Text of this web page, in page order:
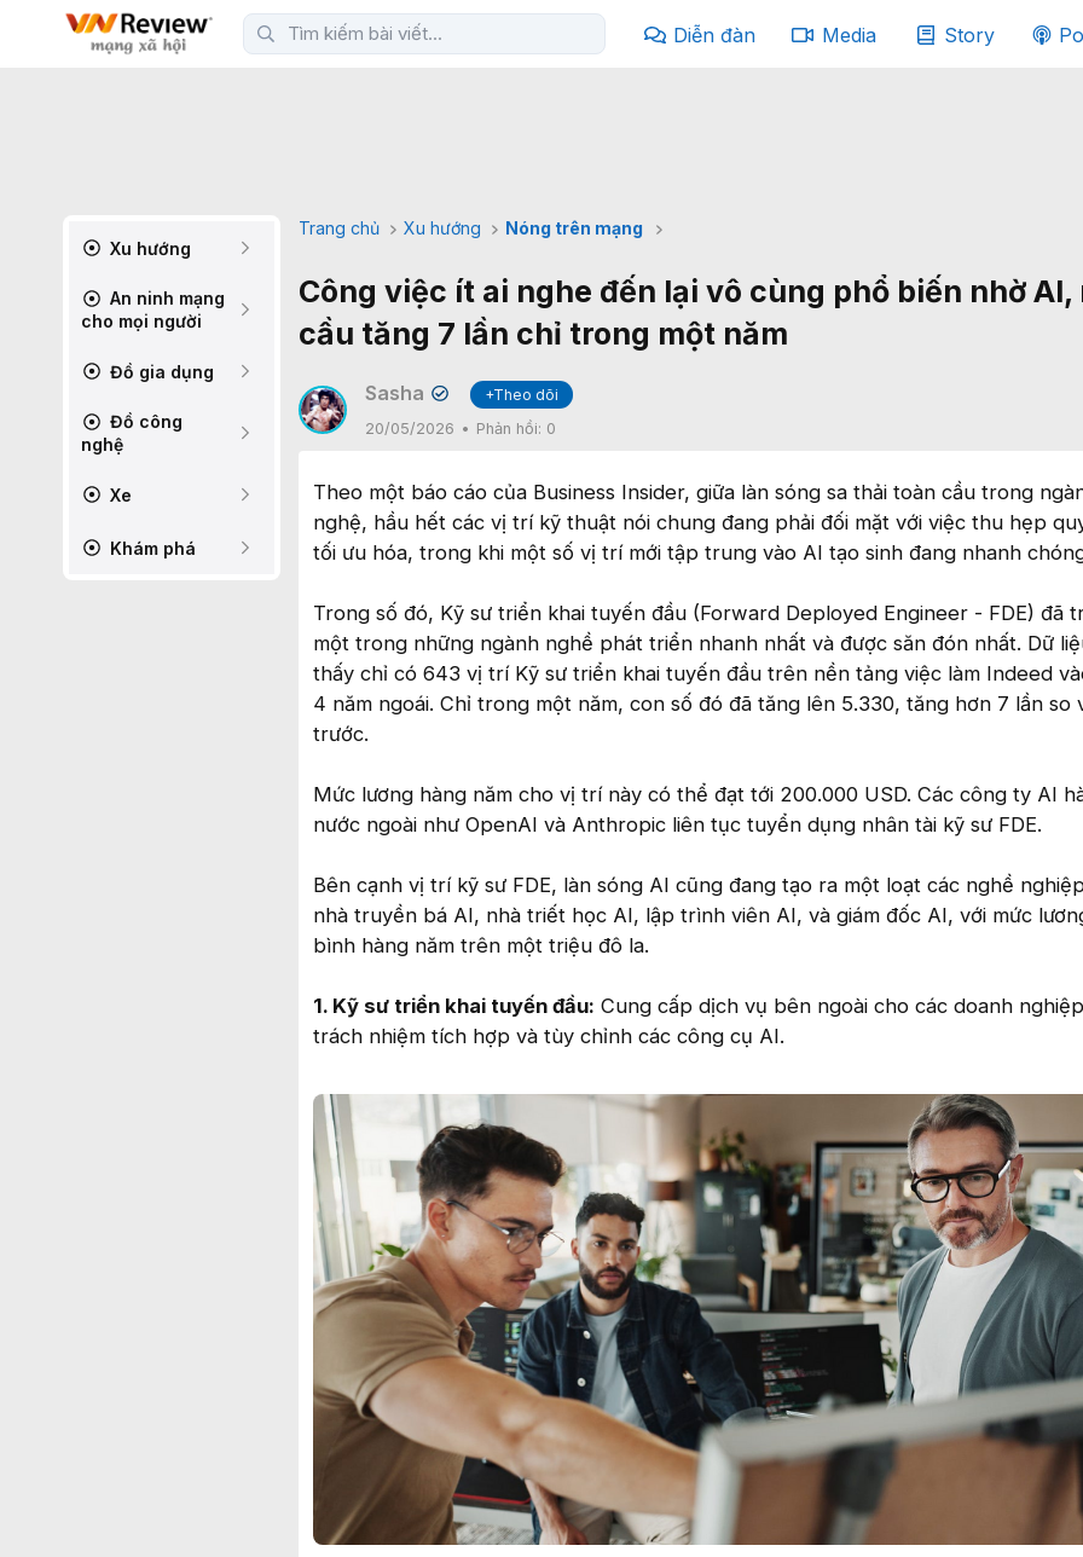
Diễn đàn Media Story
Xu hướng
An ninh mạng
cho mọi người
Đồ gia dụng
Đồ công
nghệ
Xe
Khám phá
Trang chủ Xu hướng Nóng trên mạng
Công việc ít ai nghe đến lại vô cùng phổ biến nhờ AI,
cầu tăng 7 lần chỉ trong một năm
Sasha ✔
+Theo dõi
20/05/2026
Phản hồi: 0
Theo một báo cáo của Business Insider, giữa làn sóng sa thải toàn cầu trong
nghệ, hầu hết các vị trí kỹ thuật nói chung đang phải đối mặt với việc thu hẹp
tối ưu hóa, trong khi một số vị trí mới tập trung vào AI tạo sinh đang nhanh
Trong số đó, Kỹ sư triển khai tuyến đầu (Forward Deployed Engineer - FDE) đã
một trong những ngành nghề phát triển nhanh nhất và được săn đón nhất. Dữ
thấy chỉ có 643 vị trí Kỹ sư triển khai tuyến đầu trên nền tảng việc làm Indeed
4 năm ngoái. Chỉ trong một năm, con số đó đã tăng lên 5.330, tăng hơn 7 lần so
trước.
Mức lương hàng năm cho vị trí này có thể đạt tới 200.000 USD. Các công ty AI
nước ngoài như OpenAI và Anthropic liên tục tuyển dụng nhân tài kỹ sư FDE.
Bên cạnh vị trí kỹ sư FDE, làn sóng AI cũng đang tạo ra một loạt các nghề
nhà truyền bá AI, nhà triết học AI, lập trình viên AI, và giám đốc AI, với mức
bình hàng năm trên một triệu đô la.
1. Kỹ sư triển khai tuyến đầu: Cung cấp dịch vụ bên ngoài cho các doanh
trách nhiệm tích hợp và tùy chỉnh các công cụ AI.